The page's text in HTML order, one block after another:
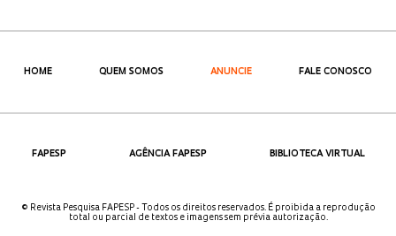
HOME QUEM SOMOS ANUNCIE FALE CONOSCO
FAPESP AGÊNCIA FAPESP BIBLIOTECA VIRTUAL
© Revista Pesquisa FAPESP - Todos os direitos reservados. É proibida a reprodução
total ou parcial de textos e imagens sem prévia autorização.